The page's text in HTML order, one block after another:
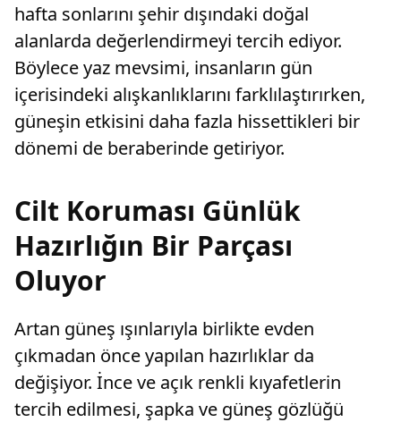
hafta sonlarını şehir dışındaki doğal
alanlarda değerlendirmeyi tercih ediyor.
Böylece yaz mevsimi, insanların gün
içerisindeki alışkanlıklarını farklılaştırırken,
güneşin etkisini daha fazla hissettikleri bir
dönemi de beraberinde getiriyor.
Cilt Koruması Günlük
Hazırlığın Bir Parçası
Oluyor
Artan güneş ışınlarıyla birlikte evden
çıkmadan önce yapılan hazırlıklar da
değişiyor. İnce ve açık renkli kıyafetlerin
tercih edilmesi, şapka ve güneş gözlüğü